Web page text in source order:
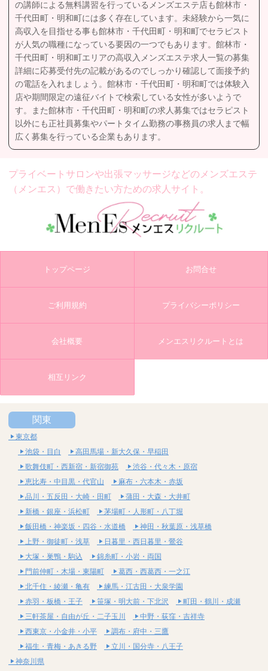
の講師による無料講習を行っているメンズエステ店も館林市・
千代田町・明和町には多く存在しています。未経験から一気に
高収入を目指せる事も館林市・千代田町・明和町でセラピスト
が人気の職種になっている要因の一つでもあります。館林市・
千代田町・明和町エリアの高収入メンズエステ求人一覧の募集
詳細に応募受付先の記載があるのでしっかり確認して面接予約
の電話を入れましょう。館林市・千代田町・明和町では体験入
店や期間限定の遠征バイトで検索している女性が多いようで
す。また館林市・千代田町・明和町の求人募集ではセラピスト
以外にも正社員募集やパートタイム勤務の事務員の求人まで幅
広く募集を行っている企業もあります。
プライベートサロンや出張マッサージなどの メンズエステ
（メンエス）で働きたい方ための求人サイト。
トップページ お問合せ
ご利用規約 プライバシーポリシー
会社概要 メンエスリクルートとは
相互リンク
関東
東京都
池袋・目白
高田馬場・新大久保・早稲田
歌舞伎町・西新宿・新宿御苑
渋谷・代々木・原宿
恵比寿・中目黒・代官山
麻布・六本木・赤坂
品川・五反田・大崎・田町
蒲田・大森・大井町
新橋・銀座・浜松町
茅場町・人形町・八丁堀
飯田橋・神楽坂・四谷・水道橋
神田・秋葉原・浅草橋
上野・御徒町・浅草
日暮里・西日暮里・鶯谷
大塚・巣鴨・駒込
錦糸町・小岩・両国
門前仲町・木場・東陽町
葛西・西葛西・一之江
北千住・綾瀬・亀有
練馬・江古田・大泉学園
赤羽・板橋・王子
笹塚・明大前・下北沢
町田・鶴川・成瀬
三軒茶屋・自由が丘・二子玉川
中野・荻窪・吉祥寺
西東京・小金井・小平
調布・府中・三鷹
福生・青梅・あきる野
立川・国分寺・八王子
神奈川県